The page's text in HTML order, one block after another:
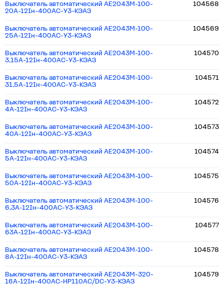
Выключатель автоматический АЕ2043М-100-
20А-12Iн-400AC-У3-КЭАЗ
104568
Выключатель автоматический АЕ2043М-100-
25А-12Iн-400AC-У3-КЭАЗ
104569
Выключатель автоматический АЕ2043М-100-
3,15А-12Iн-400AC-У3-КЭАЗ
104570
Выключатель автоматический АЕ2043М-100-
31,5А-12Iн-400AC-У3-КЭАЗ
104571
Выключатель автоматический АЕ2043М-100-
4А-12Iн-400AC-У3-КЭАЗ
104572
Выключатель автоматический АЕ2043М-100-
40А-12Iн-400AC-У3-КЭАЗ
104573
Выключатель автоматический АЕ2043М-100-
5А-12Iн-400AC-У3-КЭАЗ
104574
Выключатель автоматический АЕ2043М-100-
50А-12Iн-400AC-У3-КЭАЗ
104575
Выключатель автоматический АЕ2043М-100-
6,3А-12Iн-400AC-У3-КЭАЗ
104576
Выключатель автоматический АЕ2043М-100-
63А-12Iн-400AC-У3-КЭАЗ
104577
Выключатель автоматический АЕ2043М-100-
8А-12Iн-400AC-У3-КЭАЗ
104578
Выключатель автоматический АЕ2043М-320-
16А-12Iн-400AC-НР110AC/DC-У3-КЭАЗ
104579